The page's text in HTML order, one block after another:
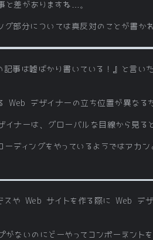
と差がありますね…。
グ部分については真反対のことが書か
事は嘘ばかり書いている！』と言い
Web デザイナーの立ち位置が異なる
イナーは、グローバルな目線から見
ーディングをやっているようではアカ
や Web サイトを作る際に Web デ
がないのにどーやってコンポーネント